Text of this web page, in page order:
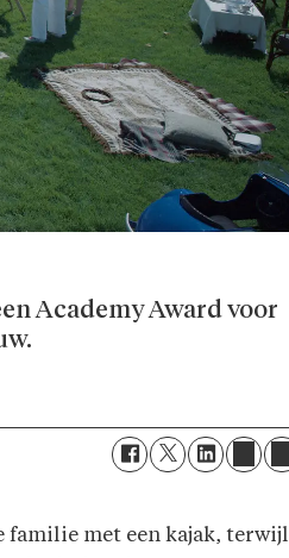
Academy Award voor
familie met een kajak, terwijl